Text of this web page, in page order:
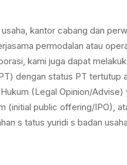
kantor cabang dan
permodalan atau
kami juga dapat
dengan status PT
(Legal Opinion/
(initial public offering/IPO),
s tatus yuridi s badan